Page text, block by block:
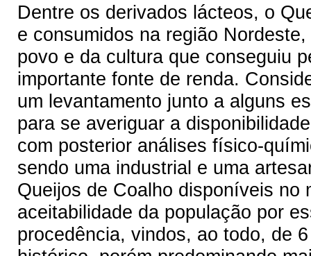
Dentre os derivados lácteos, o
e consumidos na região
povo e da cultura que conseguiu
importante fonte de renda.
um levantamento junto a alguns
para se averiguar a
com posterior análises físico-
sendo uma industrial e uma
Queijos de Coalho disponíveis no
aceitabilidade da população por
procedência, vindos, ao todo, de